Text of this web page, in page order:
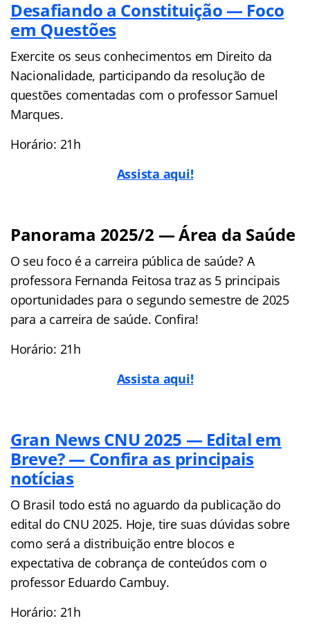
Desafiando a Constituição — Foco
em Questões
Exercite os seus conhecimentos em Direito da
Nacionalidade, participando da resolução de
questões comentadas com o professor Samuel
Marques.
Horário: 21h
Assista aqui!
Panorama 2025/2 — Área da Saúde
O seu foco é a carreira pública de saúde? A
professora Fernanda Feitosa traz as 5 principais
oportunidades para o segundo semestre de 2025
para a carreira de saúde. Confira!
Horário: 21h
Assista aqui!
Gran News CNU 2025 — Edital em
Breve? — Confira as principais
notícias
O Brasil todo está no aguardo da publicação do
edital do CNU 2025. Hoje, tire suas dúvidas sobre
como será a distribuição entre blocos e
expectativa de cobrança de conteúdos com o
professor Eduardo Cambuy.
Horário: 21h